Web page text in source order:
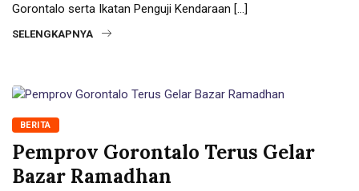
Gorontalo serta Ikatan Penguji Kendaraan […]
SELENGKAPNYA
BERITA
Pemprov Gorontalo Terus Gelar
Bazar Ramadhan